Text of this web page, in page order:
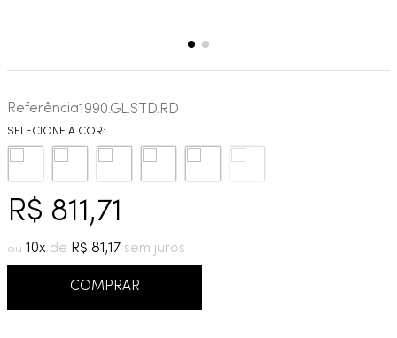
Referência1990.GL.STD.RD
R$ 811,71
10 R$ 81,17
COMPRAR